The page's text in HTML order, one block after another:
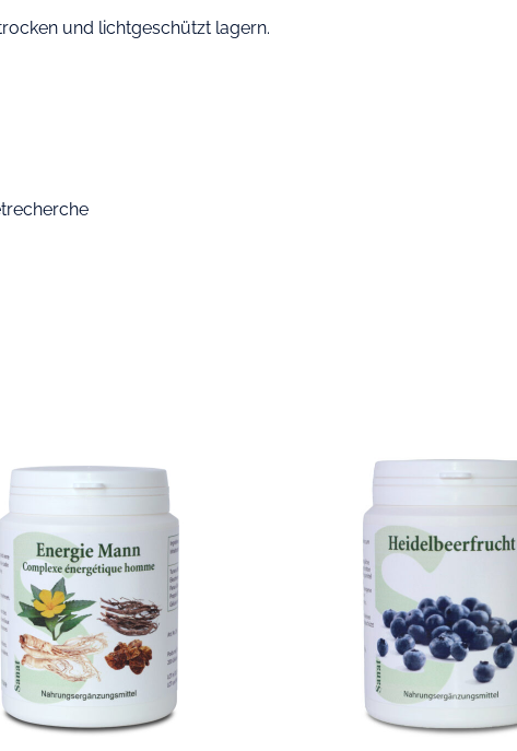
und lichtgeschützt lagern.